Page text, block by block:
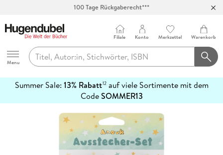
100 Tage Rückgaberecht***
Hugendubel
Menu
Filiale Konto Merkzettel Warenkorb
Summer Sale: 13% Rabatt12auf viele Sortimente mit dem
CodeSOMMER13
erfahren